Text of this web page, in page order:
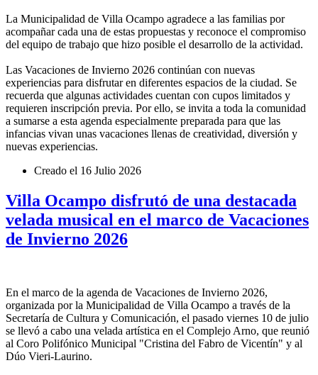
La Municipalidad de Villa Ocampo agradece a las familias por
acompañar cada una de estas propuestas y reconoce el compromiso
del equipo de trabajo que hizo posible el desarrollo de la actividad.
Las Vacaciones de Invierno 2026 continúan con nuevas
experiencias para disfrutar en diferentes espacios de la ciudad. Se
recuerda que algunas actividades cuentan con cupos limitados y
requieren inscripción previa. Por ello, se invita a toda la comunidad
a sumarse a esta agenda especialmente preparada para que las
infancias vivan unas vacaciones llenas de creatividad, diversión y
nuevas experiencias.
Creado el 16 Julio 2026
Villa Ocampo disfrutó de una destacada
velada musical en el marco de Vacaciones
de Invierno 2026
En el marco de la agenda de Vacaciones de Invierno 2026,
organizada por la Municipalidad de Villa Ocampo a través de la
Secretaría de Cultura y Comunicación, el pasado viernes 10 de julio
se llevó a cabo una velada artística en el Complejo Arno, que reunió
al Coro Polifónico Municipal "Cristina del Fabro de Vicentín" y al
Dúo Vieri-Laurino.